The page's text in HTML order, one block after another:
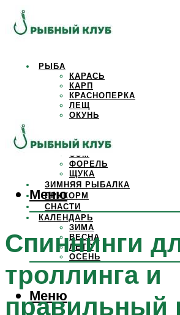
РЫБА
КАРАСЬ
КАРП
КРАСНОПЕРКА
ЛЕЩ
ОКУНЬ
САЗАН
СОМ
ФОРЕЛЬ
ЩУКА
ЗИМНЯЯ РЫБАЛКА
ПРИКОРМ
СНАСТИ
КАЛЕНДАРЬ
ЗИМА
ВЕСНА
ЛЕТО
ОСЕНЬ
Меню
Меню
Спиннинги
троллинга и
правильный